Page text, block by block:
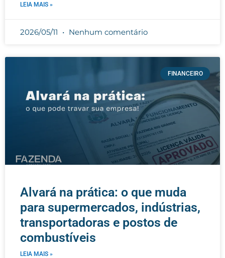
LEIA MAIS »
2026/05/11 Nenhum comentário
FINANCEIRO
Alvará na prática: o que muda
para supermercados, indústrias,
transportadoras e postos de
combustíveis
LEIA MAIS »